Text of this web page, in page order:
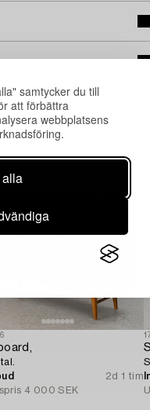
samtycker du till
att förbättra
webbplatsens
tittat på
2d 1 tim
4 000 SEK